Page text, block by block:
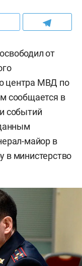
от
центра МВД по
сообщается в
событий
майор в
в министерство